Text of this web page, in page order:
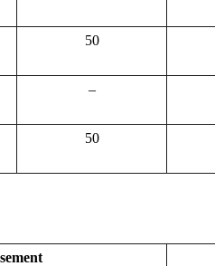
50
–
50